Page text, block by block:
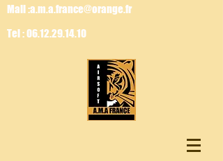
Mail :a.m.a.france@orange.fr
Tel :06.12.29.14.10